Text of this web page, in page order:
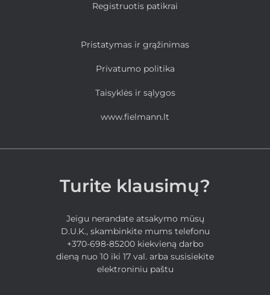
Registruotis patikrai
Pristatymas ir grąžinimas
Privatumo politika
Taisyklės ir sąlygos
www.fielmann.lt
Turite klausimų?
Jeigu nerandate atsakymo mūsų
D.U.K., skambinkite mums telefonu
+370-698-85200 kiekvieną darbo
dieną nuo 10 iki 17 val. arba susisiekite
elektroniniu paštu